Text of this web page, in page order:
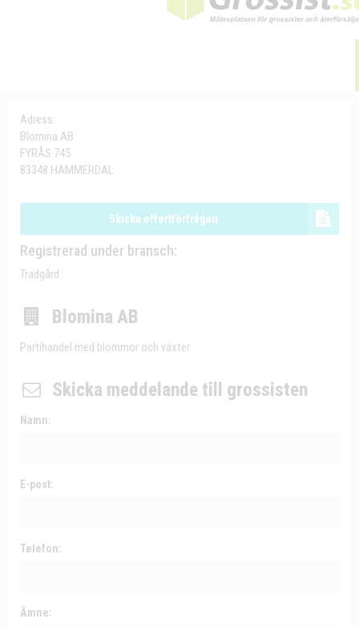
Adress:
Blomina AB
FYRÅS 745
83348 HAMMERDAL
Skicka offertförfrågan
Registrerad under bransch:
Trädgård
Blomina AB
Partihandel med blommor och växter
Skicka meddelande till grossisten
Namn:
E-post:
Telefon:
Ämne: